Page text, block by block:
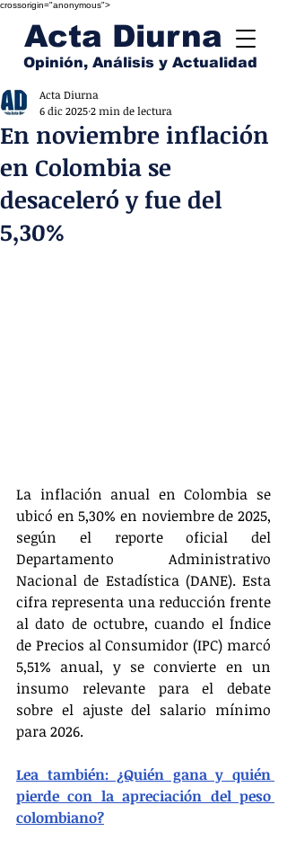
crossorigin="anonymous">
Acta Diurna
Opinión, Análisis y Actualidad
En noviembre inflación
en Colombia se
desaceleró y fue del
5,30%
Acta Diurna
6 dic 20252 min de lectura
La inflación anual en Colombia se
ubicó en 5,30% en noviembre de 2025,
según el reporte oficial del
Departamento Administrativo
Nacional de Estadística (DANE). Esta
cifra representa una reducción frente
al dato de octubre, cuando el Índice
de Precios al Consumidor (IPC) marcó
5,51% anual, y se convierte en un
insumo relevante para el debate
sobre el ajuste del salario mínimo
para 2026.
Lea también: ¿Quién gana y quién
pierde con la apreciación del peso
colombiano?